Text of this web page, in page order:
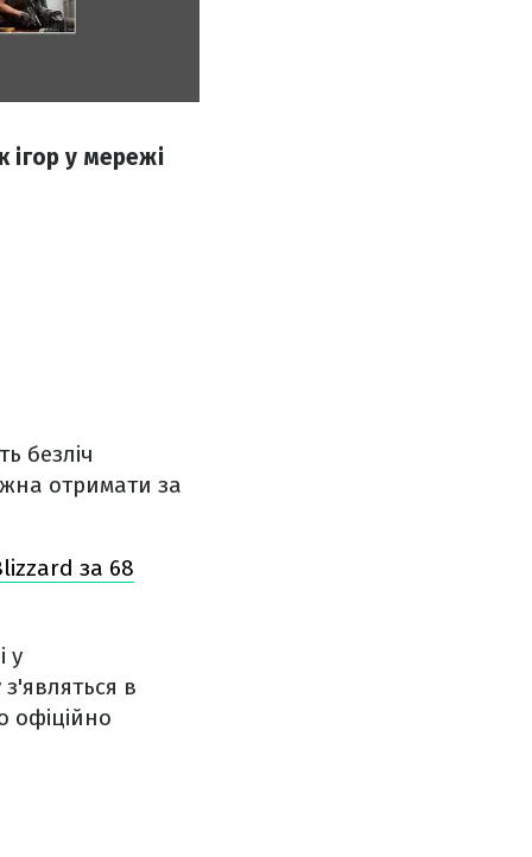
ігор у мережі
безліч
отримати за
за 68
у
в
офіційно